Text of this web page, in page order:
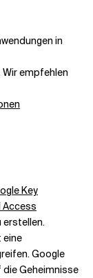
in
empfehlen
Key
Access
erstellen.
eine
Google
Geheimnisse